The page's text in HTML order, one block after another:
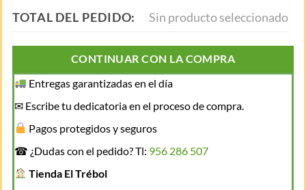
TOTAL DEL PEDIDO: Sin producto seleccionado
CONTINUAR CON LA COMPRA
Entregas garantizadas en el día
✉ Escribe tu dedicatoria en el proceso de compra.
Pagos protegidos y seguros
☎ ¿Dudas con el pedido? Tl: 956 286 507
Tienda El Trébol